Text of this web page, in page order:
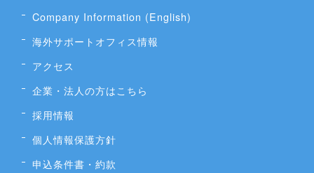
Company Information (English)
海外サポートオフィス情報
アクセス
企業・法人の方はこちら
採用情報
個人情報保護方針
申込条件書・約款